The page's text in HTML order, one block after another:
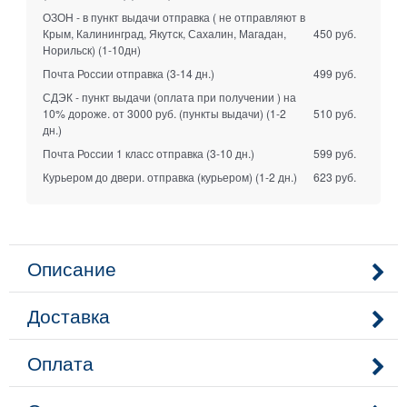
ОЗОН - в пункт выдачи отправка ( не отправляют в
Крым, Калининград, Якутск, Сахалин, Магадан,
Норильск) (1-10дн)
450 руб.
Почта России отправка (3-14 дн.)
499 руб.
СДЭК - пункт выдачи (оплата при получении ) на
10% дороже. от 3000 руб. (пункты выдачи) (1-2
дн.)
510 руб.
Почта России 1 класс отправка (3-10 дн.)
599 руб.
Курьером до двери. отправка (курьером) (1-2 дн.) 623 руб.
Описание
Доставка
Оплата